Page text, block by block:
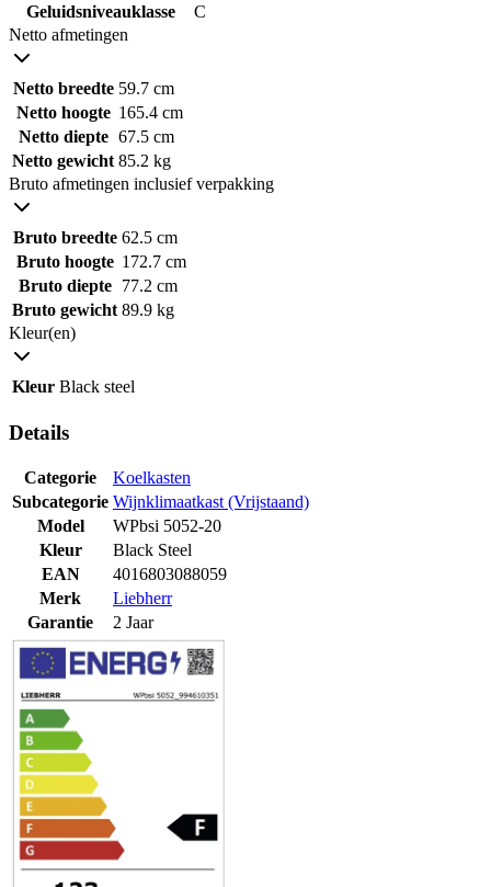
Geluidsniveauklasse
C
Netto afmetingen
Netto breedte 59.7 cm
Netto hoogte 165.4 cm
Netto diepte 67.5 cm
Netto gewicht 85.2 kg
Bruto afmetingen inclusief verpakking
Bruto breedte 62.5 cm
Bruto hoogte 172.7 cm
Bruto diepte
77.2 cm
Bruto gewicht 89.9 kg
Kleur(en)
Kleur Black steel
Details
Categorie
Koelkasten
Subcategorie Wijnklimaatkast (Vrijstaand)
Model
WPbsi 5052-20
Kleur
Black Steel
EAN
4016803088059
Merk
Liebherr
Garantie
2 Jaar